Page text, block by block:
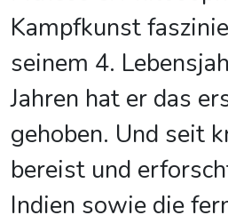
Kampfkunst
seinem 4.
Jahren hat er das
gehoben. Und seit
bereist und
Indien sowie die